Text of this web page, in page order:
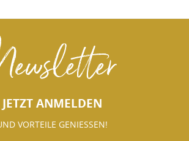
JETZT ANMELDEN
VORTEILE GENIESSEN!